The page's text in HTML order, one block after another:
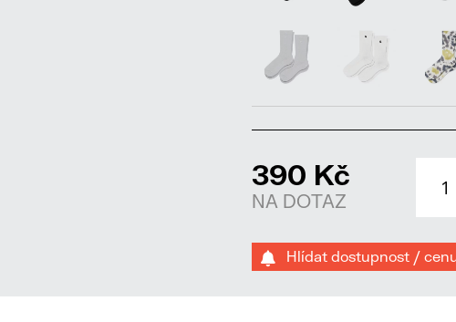
390 Kč
NA DOTAZ
Hlídat dostupnost /